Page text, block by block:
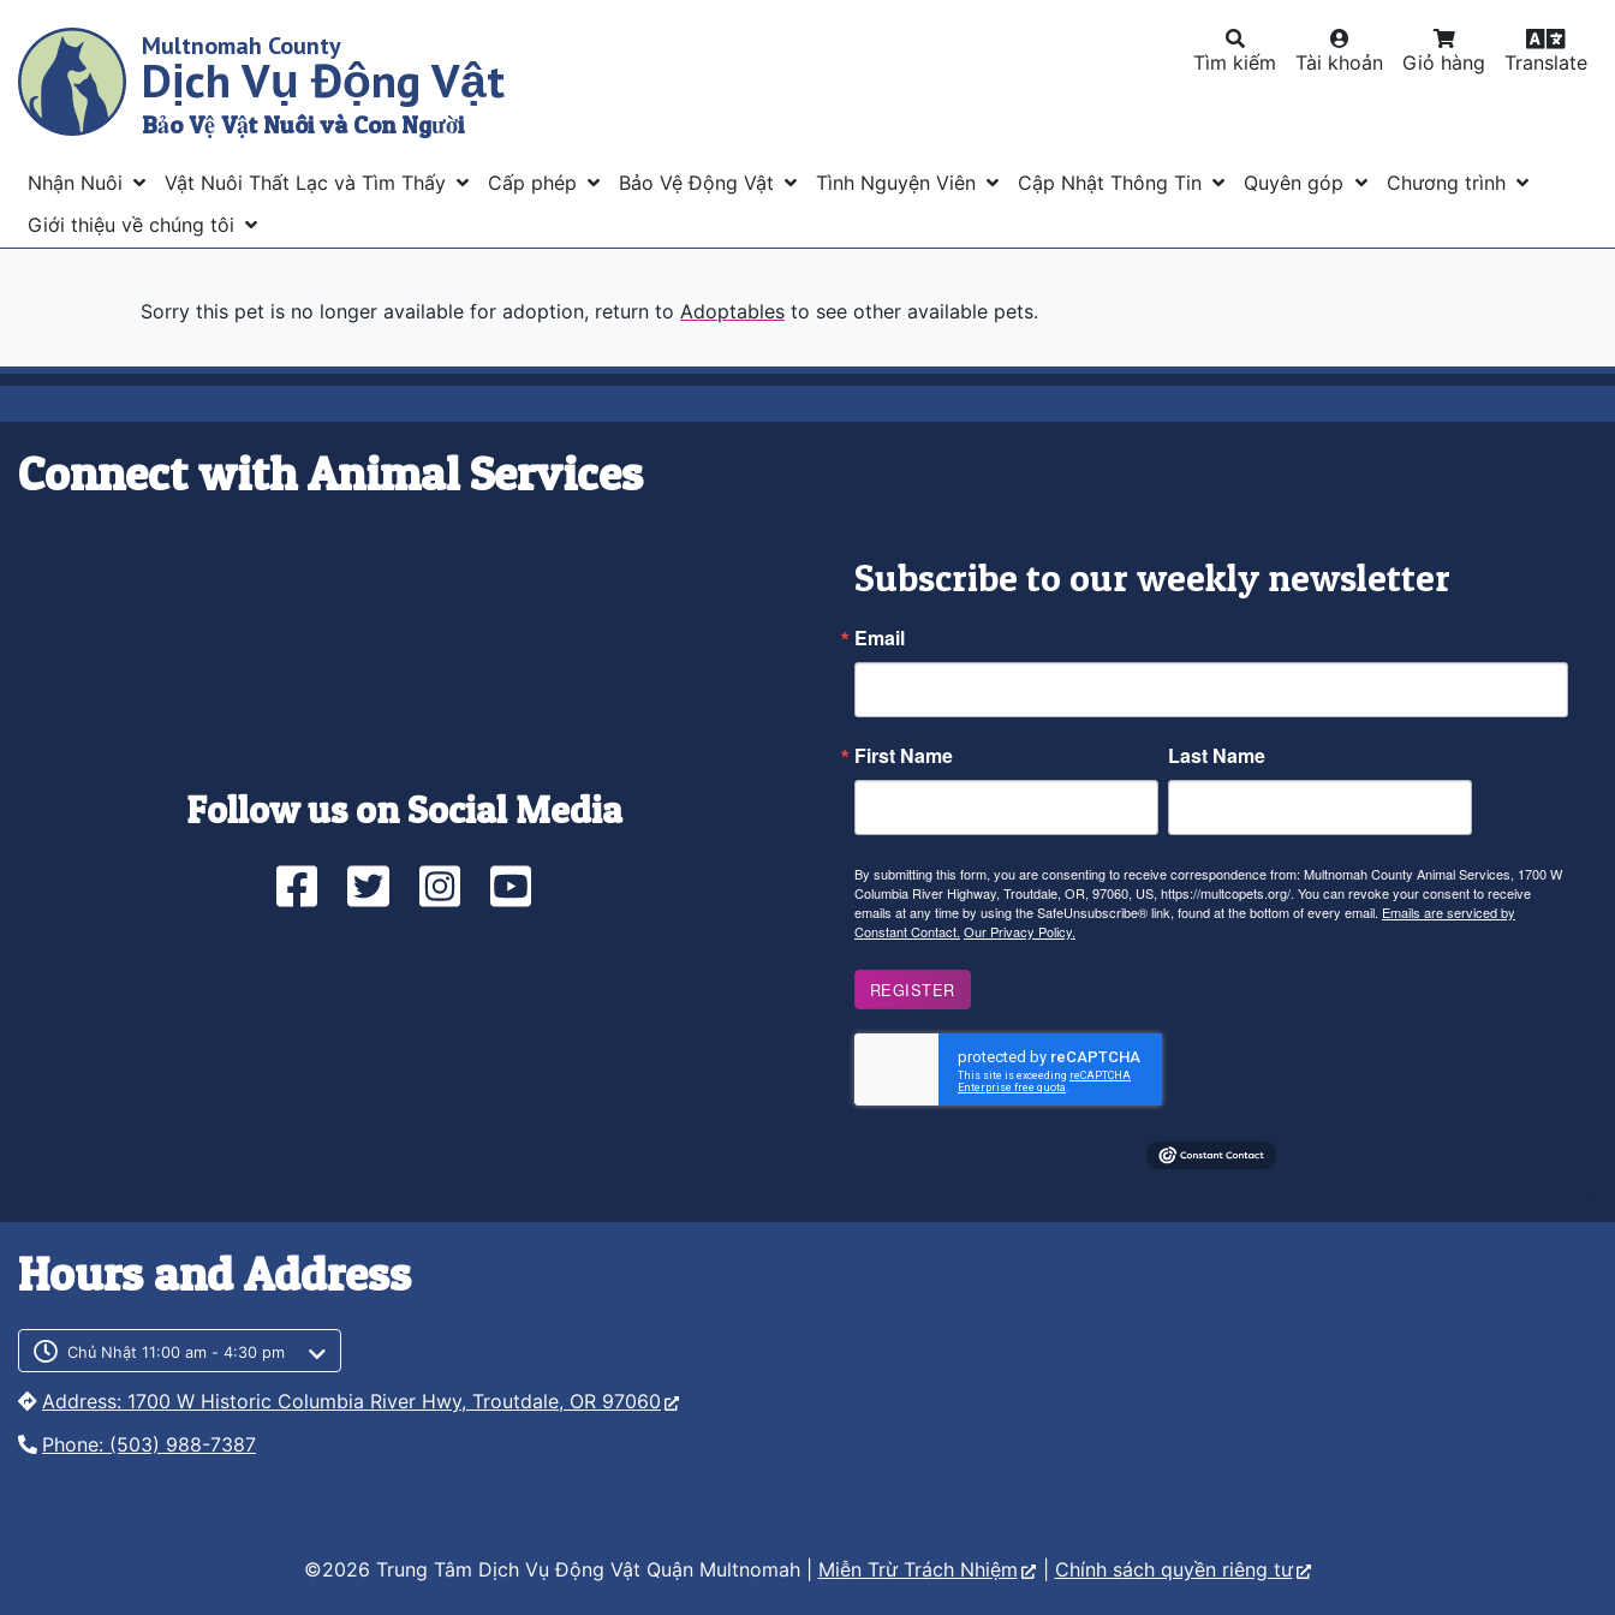
main
content
Multnomah County
Dịch Vụ Động Vật
Bảo Vệ Vật Nuôi và Con Người
Tìm kiếm Tài khoản Giỏ hàng Translate
Menu
Nhận Nuôi Vật Nuôi Thất Lạc và Tìm Thấy Cấp phép Bảo Vệ Động Vật Tình Nguyện Viên Cập Nhật Thông Tin Quyên góp
Chương trình
Giới thiệu về chúng tôi
Sorry this pet is no longer available for adoption, return to Adoptables to see other available pets.
Connect with Animal Services
Follow us on Social Media
Facebook
TwitterInstagram
YouTube
Subscribe to our weekly newsletter
Email
First Name Last Name
By submitting this form, you are consenting to receive correspondence from: Multnomah County Animal Services, 1700 W
Columbia River Highway, Troutdale, OR, 97060, US, https://multcopets.org/. You can revoke your consent to receive
emails at any time by using the SafeUnsubscribe® link, found at the bottom of every email. Emails are serviced by
Constant Contact. Our Privacy Policy.
REGISTER
Hours and Address
Customer service phone number
Customer service weekly hours
Chủ Nhật 11:00 am - 4:30 pm
Address: 1700 W Historic Columbia River Hwy, Troutdale, OR 97060
Phone: (503) 988-7387
©2026 Trung Tâm Dịch Vụ Động Vật Quận Multnomah | Miễn Trừ Trách Nhiệm Chính sách quyền riêng tư